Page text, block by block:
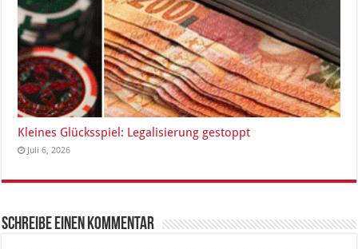
Kleines Glücksspiel: Legalisierung gestoppt
Juli 6, 2026
Schreibe einen Kommentar